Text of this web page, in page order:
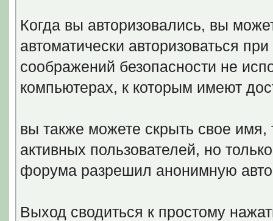
Когда вы авторизовались, вы
автоматически авторизоваться
соображений безопасности не
компьютерах, к которым имеют
вы также можете скрыть свое имя,
активных пользователей, но
форума разрешил анонимную
Выход сводиться к простому